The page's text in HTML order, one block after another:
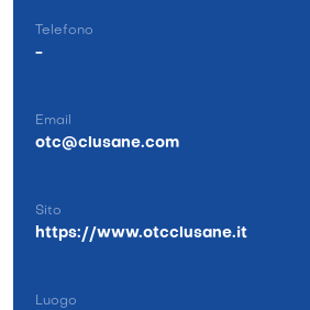
Telefono
-
Email
otc@clusane.com
Sito
https://www.otcclusane.it
Luogo